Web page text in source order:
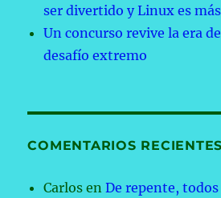
ser divertido y Linux es
Un concurso revive la era
desafío extremo
COMENTARIOS RECIENTES
Carlos enDe repente,